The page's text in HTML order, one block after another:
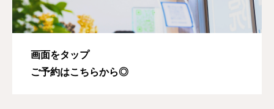
画面をタップ
ご予約はこちらから◎